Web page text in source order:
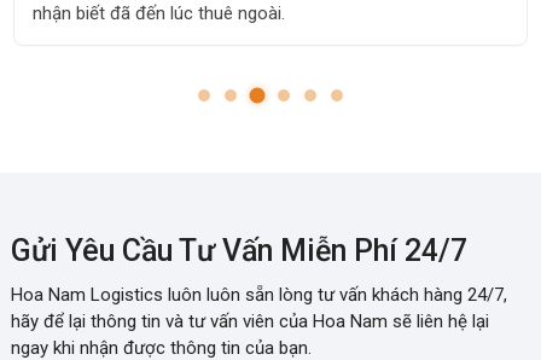
nhận biết đã đến lúc thuê ngoài.
Gửi Yêu Cầu Tư Vấn Miễn Phí 24/7
Hoa Nam Logistics luôn luôn sẵn lòng tư vấn khách hàng 24/7,
hãy để lại thông tin và tư vấn viên của Hoa Nam sẽ liên hệ lại
ngay khi nhận được thông tin của bạn.